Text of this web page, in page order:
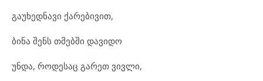
გაუხედნავი ქარებივით,
ბინა შენს თმებში დავიდო
უნდა, როდესაც გარეთ ვივლი,